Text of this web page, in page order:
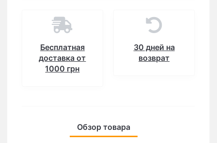
Бесплатная
доставка от
1000 грн
30 дней на
возврат
Обзор товара